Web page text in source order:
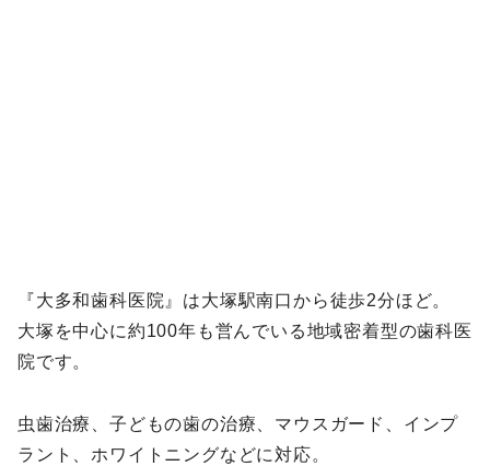
『大多和歯科医院』は大塚駅南口から徒歩2分ほど。
大塚を中心に約100年も営んでいる地域密着型の歯科医
院です。
虫歯治療、子どもの歯の治療、マウスガード、インプ
ラント、ホワイトニングなどに対応。